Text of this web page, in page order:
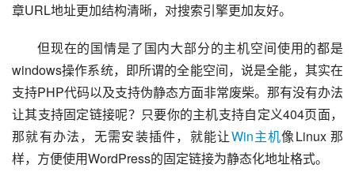
章URL地址更加结构清晰，对搜索引擎更加友好。
但现在的国情是了国内大部分的主机空间使用的都是
windows操作系统，即所谓的全能空间，说是全能，其实在
支持PHP代码以及支持伪静态方面非常废柴。那有没有办法
让其支持固定链接呢？只要你的主机支持自定义404页面，
那就有办法，无需安装插件，就能让Win主机像Linux 那
样，方便使用WordPress的固定链接为静态化地址格式。